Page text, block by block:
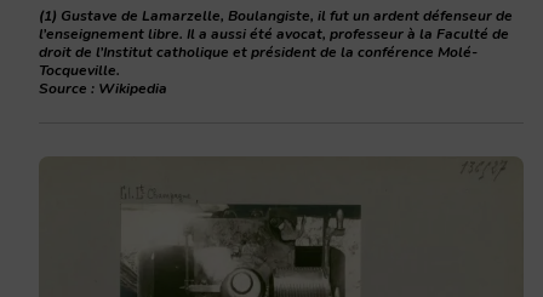
(1) Gustave de Lamarzelle, Boulangiste, il fut un ardent défenseur de
l’enseignement libre. Il a aussi été avocat, professeur à la Faculté de
droit de l’Institut catholique et président de la conférence Molé-
Tocqueville.
Source : Wikipedia